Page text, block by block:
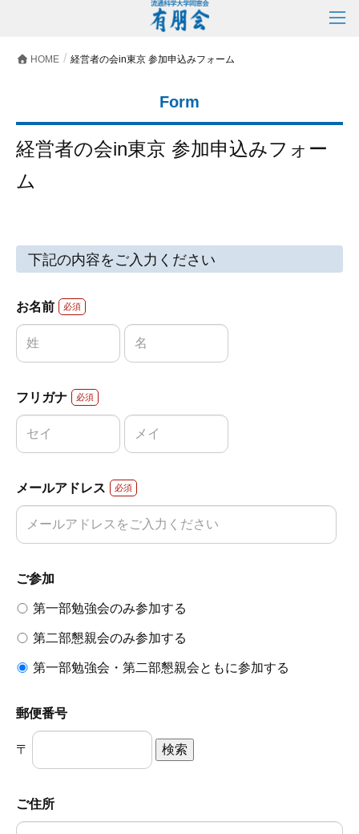
HOME 経営者の会in東京 参加申込みフォーム
Form
経営者の会in東京 参加申込みフォー
ム
下記の内容をご入力ください
お名前 必須
フリガナ 必須
メールアドレス 必須
ご参加
第一部勉強会のみ参加する
第二部懇親会のみ参加する
第一部勉強会・第二部懇親会ともに参加する
郵便番号
〒
ご住所